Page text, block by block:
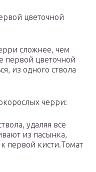
цветочной
сложнее, чем
первой цветочной
из одного ствола
черри:
удаляя все
из пасынка,
первой кисти.Томат